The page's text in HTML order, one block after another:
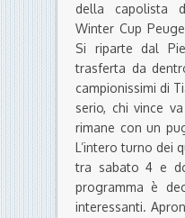
della capolista
Winter Cup
Si riparte dal
trasferta da
campionissimi di
serio, chi vince
rimane con un
L’intero turno dei
tra sabato 4 e
programma è
interessanti.